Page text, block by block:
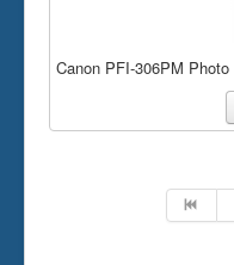
Canon PFI-306PM